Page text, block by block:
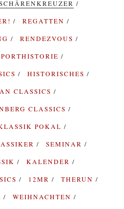
REGATTEN
RENDEZVOUS
HISTORISCHES
CLASSICS
CLASSICS
POKAL
SEMINAR
KALENDER
12MR
THERUN
WEIHNACHTEN